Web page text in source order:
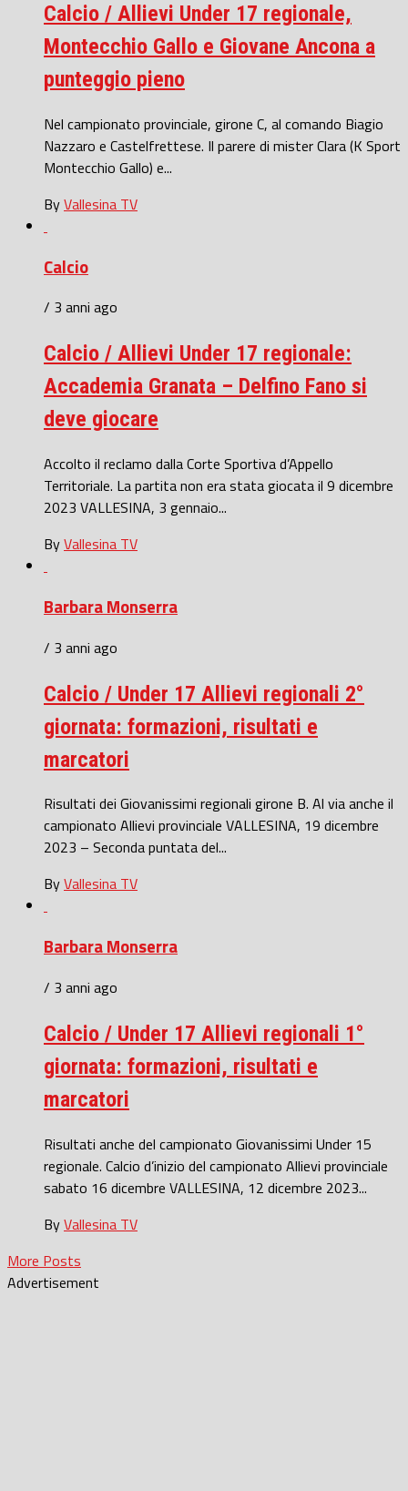
Calcio / Allievi Under 17 regionale,
Montecchio Gallo e Giovane Ancona a
punteggio pieno
Nel campionato provinciale, girone C, al comando Biagio
Nazzaro e Castelfrettese. Il parere di mister Clara (K Sport
Montecchio Gallo) e...
ByVallesina TV
Calcio
/ 3 anni ago
Calcio / Allievi Under 17 regionale:
Accademia Granata – Delfino Fano si
deve giocare
Accolto il reclamo dalla Corte Sportiva d’Appello
Territoriale. La partita non era stata giocata il 9 dicembre
2023 VALLESINA, 3 gennaio...
ByVallesina TV
Barbara Monserra
/ 3 anni ago
Calcio / Under 17 Allievi regionali 2°
giornata: formazioni, risultati e
marcatori
Risultati dei Giovanissimi regionali girone B. Al via anche il
campionato Allievi provinciale VALLESINA, 19 dicembre
2023 – Seconda puntata del...
ByVallesina TV
Barbara Monserra
/ 3 anni ago
Calcio / Under 17 Allievi regionali 1°
giornata: formazioni, risultati e
marcatori
Risultati anche del campionato Giovanissimi Under 15
regionale. Calcio d’inizio del campionato Allievi provinciale
sabato 16 dicembre VALLESINA, 12 dicembre 2023...
ByVallesina TV
More Posts
Advertisement